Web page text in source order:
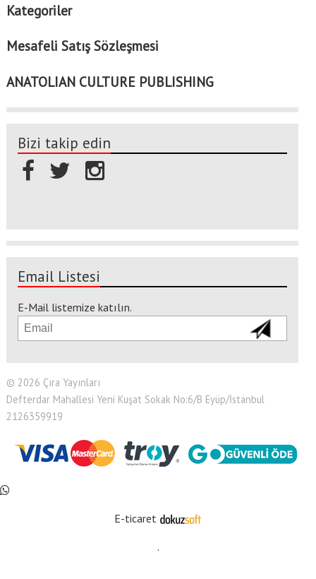
Kategoriler
Mesafeli Satış Sözleşmesi
ANATOLIAN CULTURE PUBLISHING
Bizi takip edin
Email Listesi
E-Mail listemize katılın.
© 2026 Çıra Yayınları
Defterdar Mahallesi Yeni Kuşat Sokak No:6/B Eyüp/İstanbul
2126359919
E-ticaret
.